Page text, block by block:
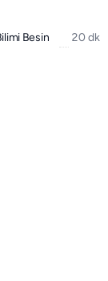
Besin
20 dk